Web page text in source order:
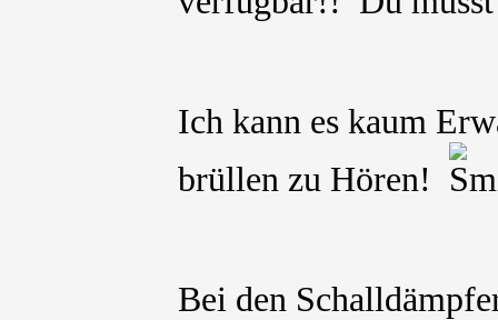
Ich kann es kaum
brüllen zu Hören!
Bei den